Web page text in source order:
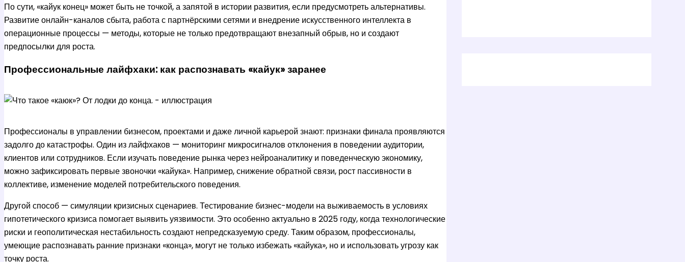
По сути, «кайук конец» может быть не точкой, а запятой в истории развития, если предусмотреть альтернативы.
Развитие онлайн-каналов сбыта, работа с партнёрскими сетями и внедрение искусственного интеллекта в
операционные процессы — методы, которые не только предотвращают внезапный обрыв, но и создают
предпосылки для роста.
Профессиональные лайфхаки: как распознавать «кайук» заранее
Профессионалы в управлении бизнесом, проектами и даже личной карьерой знают: признаки финала проявляются
задолго до катастрофы. Один из лайфхаков — мониторинг микросигналов отклонения в поведении аудитории,
клиентов или сотрудников. Если изучать поведение рынка через нейроаналитику и поведенческую экономику,
можно зафиксировать первые звоночки «кайука». Например, снижение обратной связи, рост пассивности в
коллективе, изменение моделей потребительского поведения.
Другой способ — симуляции кризисных сценариев. Тестирование бизнес-модели на выживаемость в условиях
гипотетического кризиса помогает выявить уязвимости. Это особенно актуально в 2025 году, когда технологические
риски и геополитическая нестабильность создают непредсказуемую среду. Таким образом, профессионалы,
умеющие распознавать ранние признаки «конца», могут не только избежать «кайука», но и использовать угрозу как
точку роста.